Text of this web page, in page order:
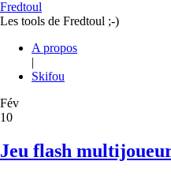
Fredtoul
Les tools de Fredtoul ;-)
A propos
|
Skifou
Fév
10
Jeu flash